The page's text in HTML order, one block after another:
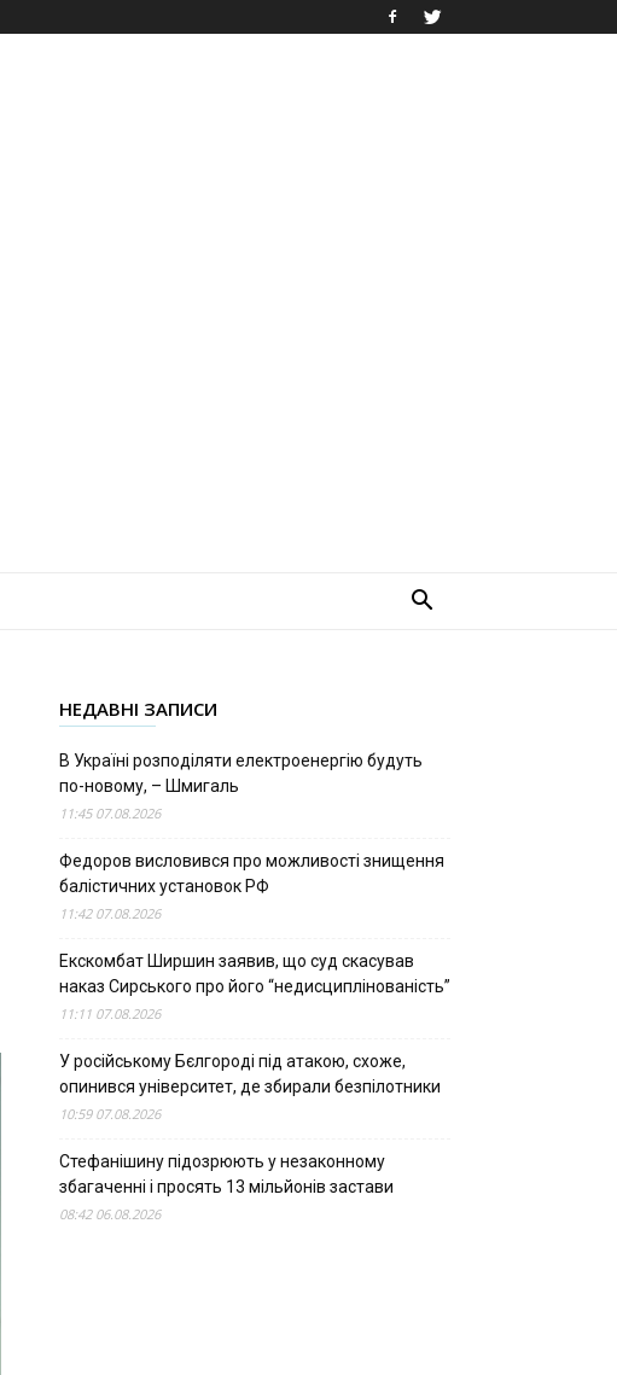
НЕДАВНІ ЗАПИСИ
В Україні розподіляти електроенергію будуть
по-новому, – Шмигаль
11:45 07.08.2026
Федоров висловився про можливості знищення
балістичних установок РФ
11:42 07.08.2026
Екскомбат Ширшин заявив, що суд скасував
наказ Сирського про його “недисциплінованість”
11:11 07.08.2026
У російському Бєлгороді під атакою, схоже,
опинився університет, де збирали безпілотники
10:59 07.08.2026
Стефанішину підозрюють у незаконному
збагаченні і просять 13 мільйонів застави
08:42 06.08.2026